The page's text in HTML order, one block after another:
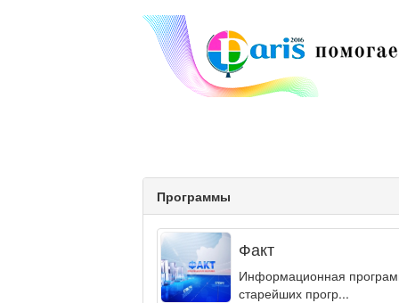
Программы
Факт
Информационная
старейших прогр...